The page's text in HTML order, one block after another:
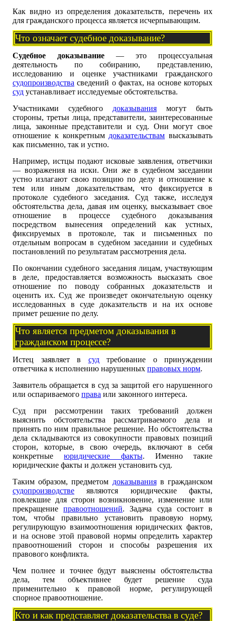
Как видно из определения доказательств, перечень их
для гражданского процесса является исчерпывающим.
Что означает судебное доказывание?
Судебное доказывание — это процессуальная
деятельность по собиранию, представлению,
исследованию и оценке участниками гражданского
судопроизводства сведений о фактах, на основе которых
суд устанавливает исследуемые обстоятельства.
Участниками судебного доказывания могут быть
стороны, третьи лица, представители, заинтересованные
лица, законные представители и суд. Они могут свое
отношение к конкретным доказательствам высказывать
как письменно, так и устно.
Например, истцы подают исковые заявления, ответчики
— возражения на иски. Они же в судебном заседании
устно излагают свою позицию по делу и отношение к
тем или иным доказательствам, что фиксируется в
протоколе судебного заседания. Суд также, исследуя
обстоятельства дела, давая им оценку, высказывает свое
отношение в процессе судебного доказывания
посредством вынесения определений как устных,
фиксируемых в протоколе, так и письменных по
отдельным вопросам в судебном заседании и судебных
постановлений по результатам рассмотрения дела.
По окончании судебного заседания лицам, участвующим
в деле, предоставляется возможность высказать свое
отношение по поводу собранных доказательств и
оценить их. Суд же произведет окончательную оценку
исследованных в суде доказательств и на их основе
примет решение по делу.
Что является предметом доказывания в
гражданском процессе?
Истец заявляет в судтребование о принуждении
ответчика к исполнению нарушенных правовых норм.
Заявитель обращается в суд за защитой его нарушенного
или оспариваемого права или законного интереса.
Суд при рассмотрении таких требований должен
выяснить обстоятельства рассматриваемого дела и
принять по ним правильное решение. Но обстоятельства
дела складываются из совокупности правовых позиций
сторон, которые, в свою очередь, включают в себя
конкретныеюридические факты. Именно такие
юридические факты и должен установить суд.
Таким образом, предметом доказыванияв гражданском
судопроизводстве являются юридические факты,
повлекшие для сторон возникновение, изменение или
прекращениеправоотношений. Задача суда состоит в
том, чтобы правильно установить правовую норму,
регулирующую взаимоотношения юридических фактов,
и на основе этой правовой нормы определить характер
правоотношений сторон и способы разрешения их
правового конфликта.
Чем полнее и точнее будут выяснены обстоятельства
дела, тем объективнее будет решение суда
применительно к правовой норме, регулирующей
спорное правоотношение.
Кто и как представляет доказательства в суде?